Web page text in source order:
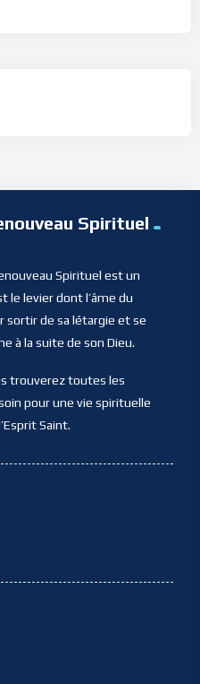
Spirituel
Spirituel est un
le levier dont l’âme du
sortir de sa létargie et se
à la suite de son Dieu.
trouverez toutes les
pour une vie spirituelle
Saint.